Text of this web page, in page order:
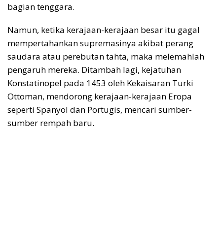
bagian tenggara.
Namun, ketika kerajaan-kerajaan besar itu gagal
mempertahankan supremasinya akibat perang
saudara atau perebutan tahta, maka melemahlah
pengaruh mereka. Ditambah lagi, kejatuhan
Konstatinopel pada 1453 oleh Kekaisaran Turki
Ottoman, mendorong kerajaan-kerajaan Eropa
seperti Spanyol dan Portugis, mencari sumber-
sumber rempah baru.